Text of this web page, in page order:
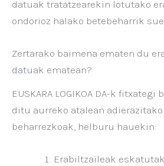
datuak tratatzearekin lotutako
ondorioz halako betebeharrik
Zertarako baimena ematen du
datuak ematean?
EUSKARA LOGIKOA DA-k
ditu aurreko atalean
beharrezkoak, helburu hauekin:
Erabiltzaileak